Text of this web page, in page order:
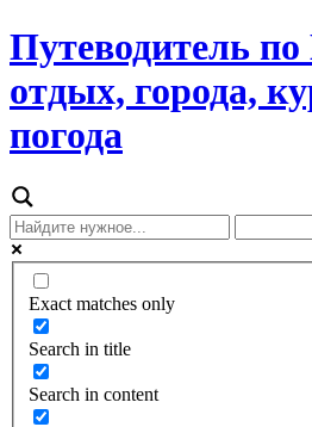
Путеводитель
отдых, города,
погода
Exact matches only
Search in title
Search in content